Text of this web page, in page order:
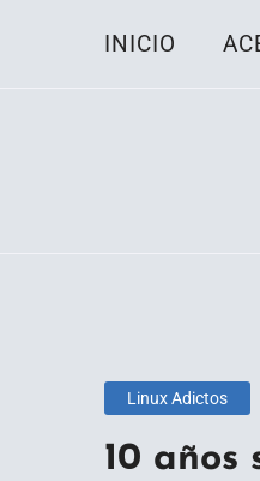
INICIO
Linux Adictos
10 años